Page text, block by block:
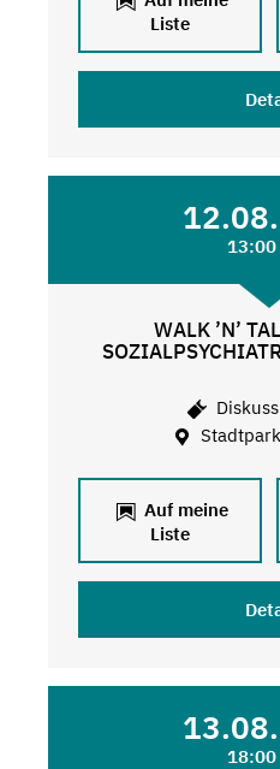
Liste
13:00
WALK ’N’
Auf meine
Liste
18:00